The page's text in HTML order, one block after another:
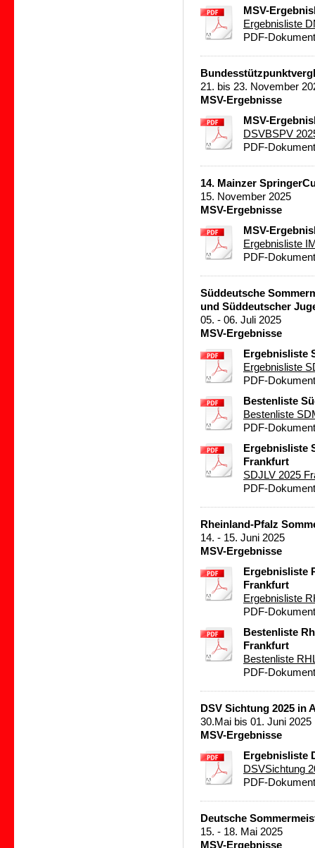
MSV-
Ergebnisliste
PDF-
21. bis 23. November
MSV-Ergebnisse
MSV-
DSVBSPV
PDF-
14. Mainzer
15. November 2025
MSV-Ergebnisse
MSV-
Ergebnisliste
PDF-
Süddeutsche
und Süddeutscher
05. - 06. Juli 2025
MSV-Ergebnisse
Ergebnisliste
Ergebnisliste
PDF-
Bestenliste
Bestenliste
PDF-
Ergebnisliste
Frankfurt
SDJLV 2025
PDF-
Rheinland-Pfalz
14. - 15. Juni 2025
MSV-Ergebnisse
Ergebnisliste
Frankfurt
Ergebnisliste
PDF-
Bestenliste
Frankfurt
Bestenliste
PDF-
DSV Sichtung 2025 in
30.Mai bis 01. Juni 2025
MSV-Ergebnisse
Ergebnisliste
DSVSichtung
PDF-
Deutsche
15. - 18. Mai 2025
MSV-Ergebnisse